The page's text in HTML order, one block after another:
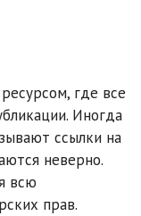
где все
Иногда
ссылки на
неверно.
всю
прав.